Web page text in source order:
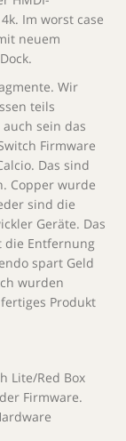
Im worst case
neuem
Wir
teils
sein das
Firmware
Das sind
Copper wurde
sind die
Geräte. Das
die Entfernung
spart Geld
wurden
Produkt
Lite/Red Box
Firmware.